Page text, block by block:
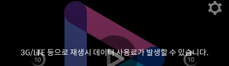
3G/LTE 등으로 재생시 데이터 사용료가 발생할 수 있습니다.